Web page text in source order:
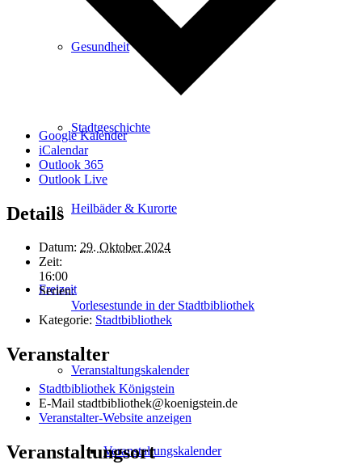
Gesundheit
Stadtgeschichte
Heilbäder & Kurorte
Freizeit
Veranstaltungskalender
Veranstaltungskalender
Google Kalender
iCalendar
Outlook 365
Outlook Live
Details
Datum: 29. Oktober 2024
Zeit:
16:00
Serien:
Vorlesestunde in der Stadtbibliothek
Kategorie: Stadtbibliothek
Veranstalter
Stadtbibliothek Königstein
E-Mail stadtbibliothek@koenigstein.de
Veranstalter-Website anzeigen
Veranstaltungsort